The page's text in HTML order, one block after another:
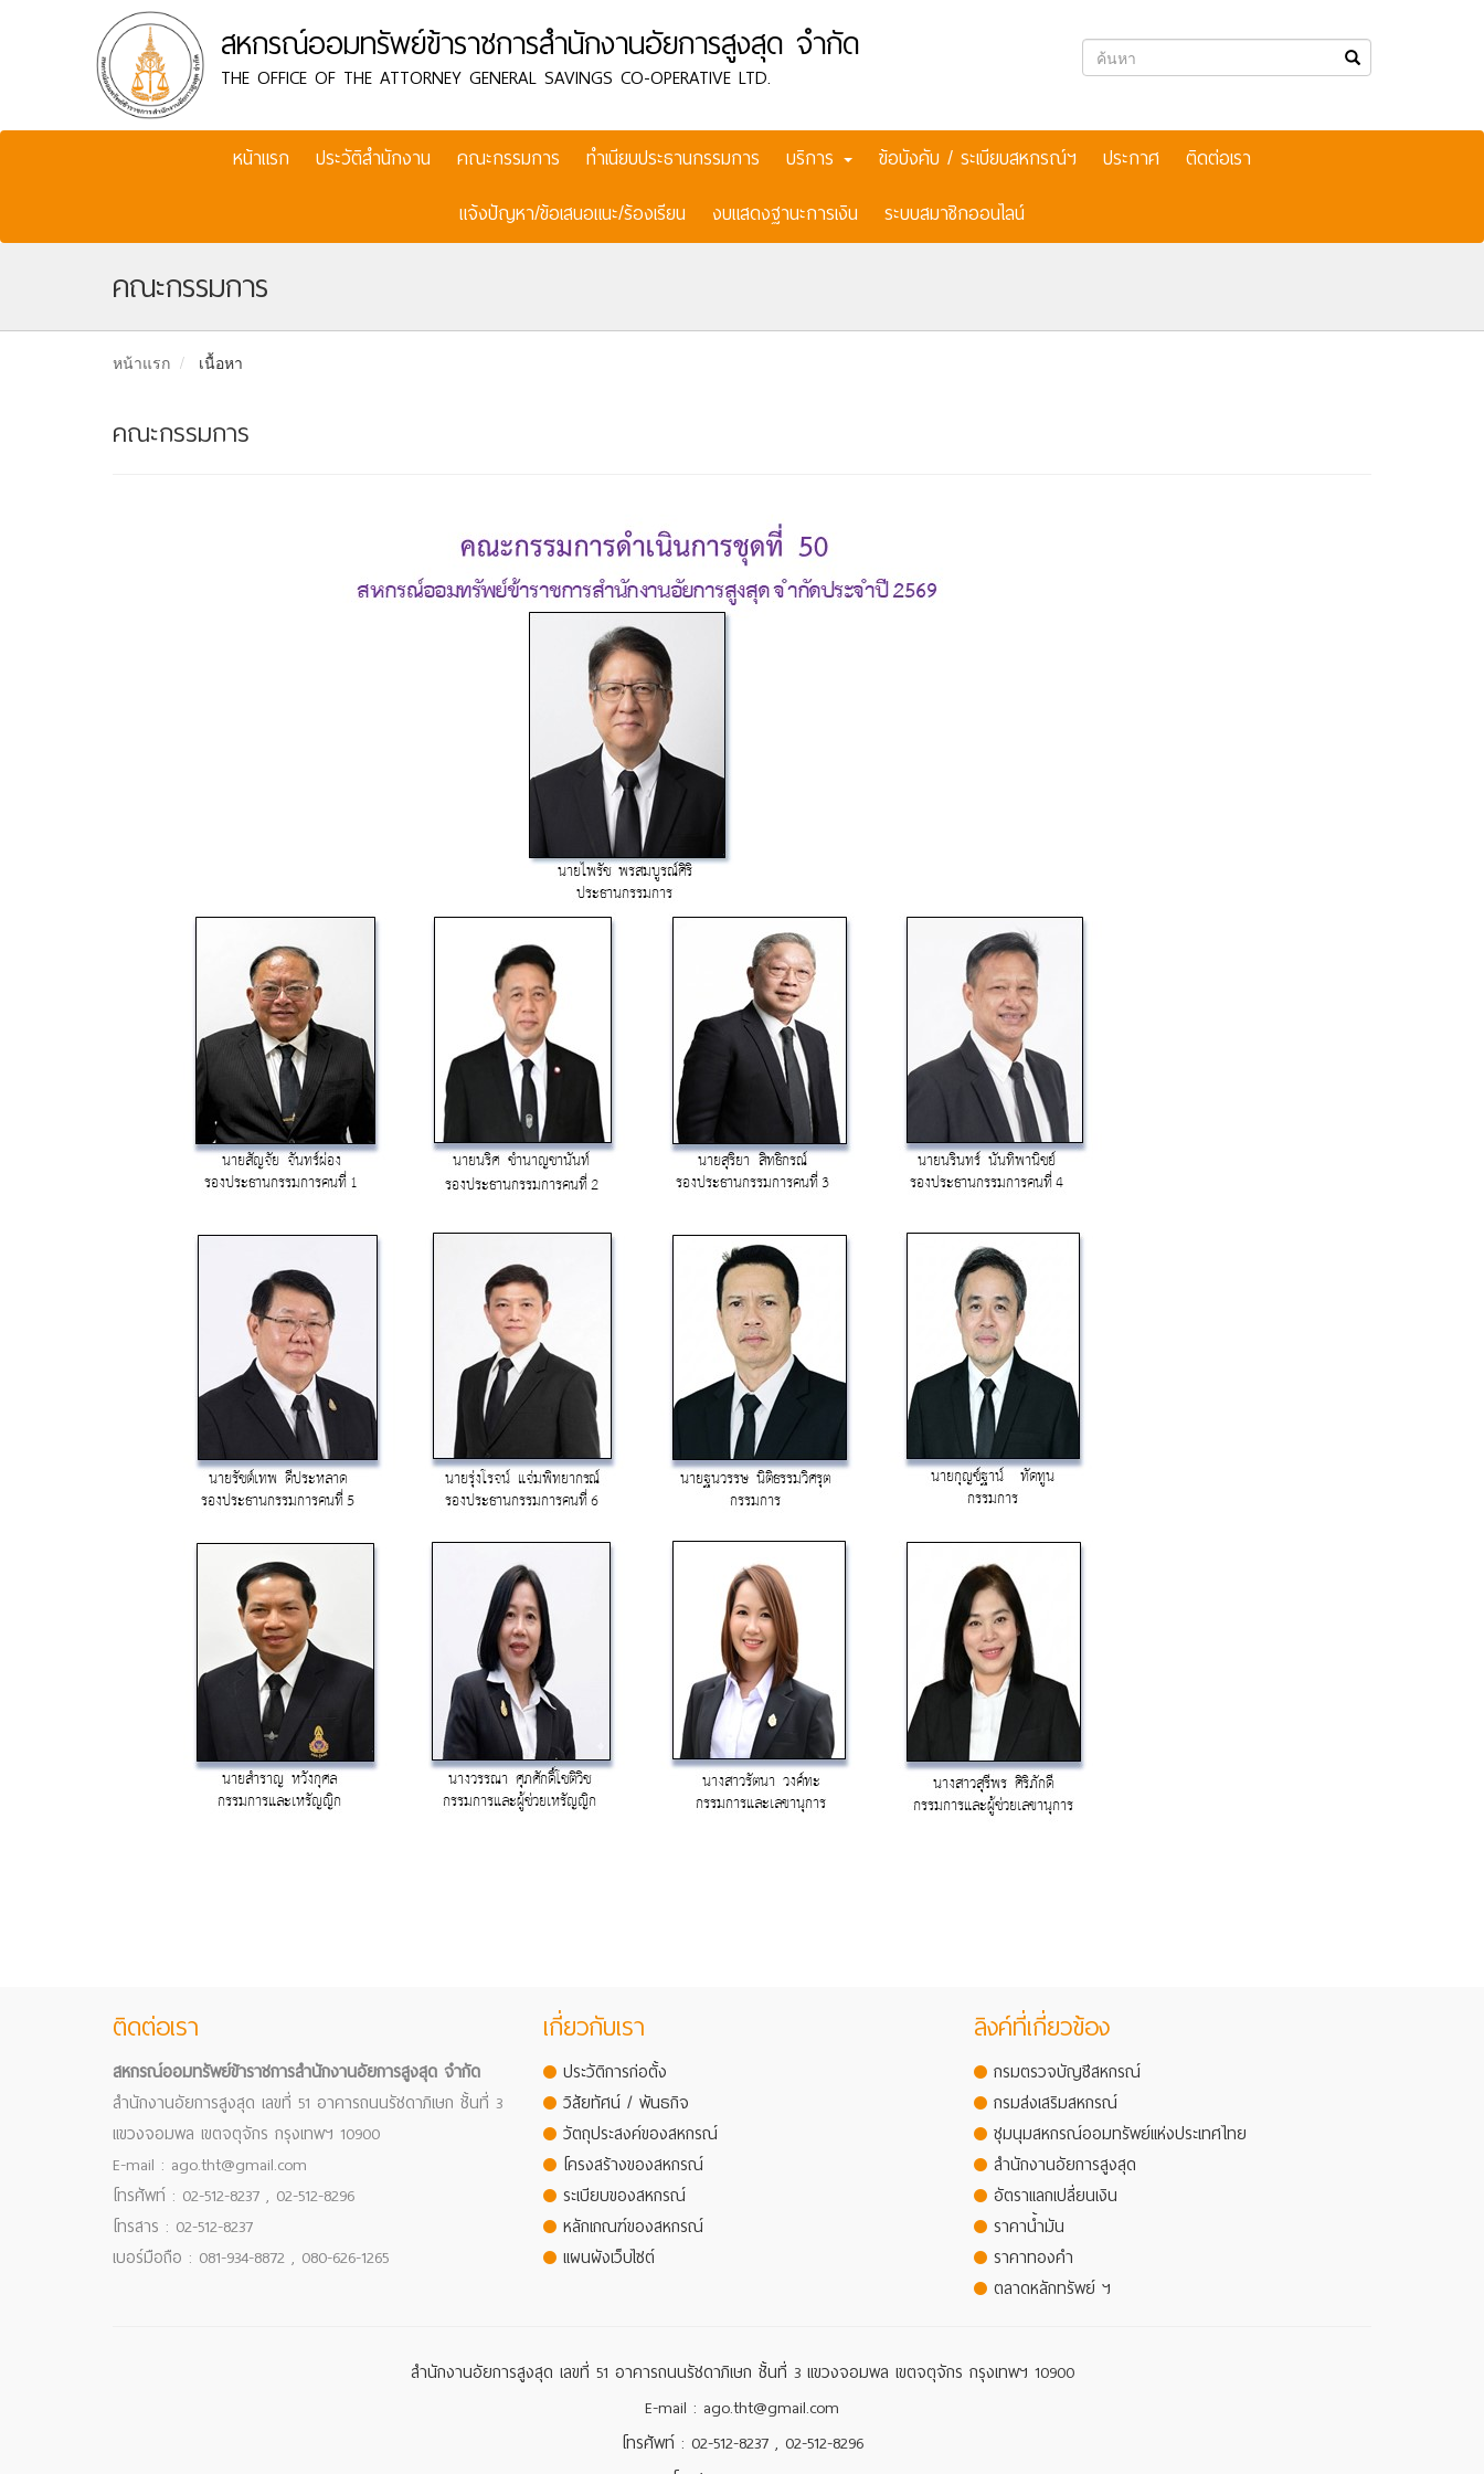
สหกรณ์ออมทรัพย์ข้าราชการสำนักงานอัยการสูงสุด จำกัด
THE OFFICE OF THE ATTORNEY GENERAL SAVINGS CO-OPERATIVE LTD.
หน้าแรก ประวัติสำนักงาน คณะกรรมการ ทำเนียบประธานกรรมการ บริการ ข้อบังคับ / ระเบียบสหกรณ์ฯ ประกาศ
ติดต่อเรา
แจ้งปัญหา/ข้อเสนอแนะ/ร้องเรียน
งบแสดงฐานะการเงิน ระบบสมาชิกออนไลน์
คณะกรรมการ
หน้าแรก เนื้อหา
คณะกรรมการ
ติดต่อเรา
สหกรณ์ออมทรัพย์ข้าราชการสำนักงานอัยการสูงสุด จำกัด
สำนักงานอัยการสูงสุด เลขที่ 51 อาคารถนนรัชดาภิเษก ชั้นที่ 3
แขวงจอมพล เขตจตุจักร กรุงเทพฯ 10900
E-mail : ago.tht@gmail.com
โทรศัพท์ : 02-512-8237 , 02-512-8296
โทรสาร : 02-512-8237
เบอร์มือถือ : 081-934-8872 , 080-626-1265
เกี่ยวกับเรา
ประวัติการก่อตั้ง
วิสัยทัศน์ / พันธกิจ
วัตถุประสงค์ของสหกรณ์
โครงสร้างของสหกรณ์
ระเบียบของสหกรณ์
หลักเกณฑ์ของสหกรณ์
แผนผังเว็บไซต์
ลิงค์ที่เกี่ยวข้อง
กรมตรวจบัญชีสหกรณ์
กรมส่งเสริมสหกรณ์
ชุมนุมสหกรณ์ออมทรัพย์แห่งประเทศไทย
สำนักงานอัยการสูงสุด
อัตราแลกเปลี่ยนเงิน
ราคาน้ำมัน
ราคาทองคำ
ตลาดหลักทรัพย์ ฯ
สำนักงานอัยการสูงสุด เลขที่ 51 อาคารถนนรัชดาภิเษก ชั้นที่ 3 แขวงจอมพล เขตจตุจักร กรุงเทพฯ 10900
E-mail : ago.tht@gmail.com
โทรศัพท์ : 02-512-8237 , 02-512-8296